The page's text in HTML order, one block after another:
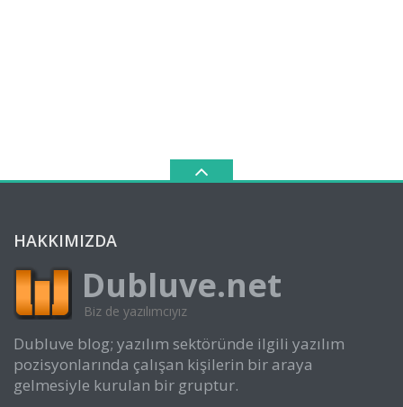
HAKKIMIZDA
Dubluve.net
Biz de yazılımcıyız
Dubluve blog; yazılım sektöründe ilgili yazılım
pozisyonlarında çalışan kişilerin bir araya
gelmesiyle kurulan bir gruptur.